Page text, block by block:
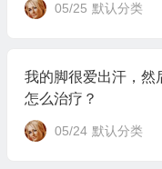
05/25 默认分类
我的脚很爱出汗，然
怎么治疗？
05/24 默认分类